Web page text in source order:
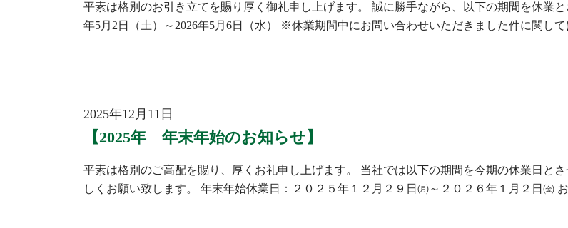
平素は格別のお引き立てを賜り厚く御礼申し上げます。 誠に勝手ながら、以下の期間を休業
年5月2日（土）～2026年5月6日（水） ※休業期間中にお問い合わせいただきました件に関し
2025年12月11日
【2025年 年末年始のお知らせ】
平素は格別のご高配を賜り、厚くお礼申し上げます。 当社では以下の期間を今期の休業日と
しくお願い致します。 年末年始休業日：２０２５年１２月２９日㈪～２０２６年１月２日㈮